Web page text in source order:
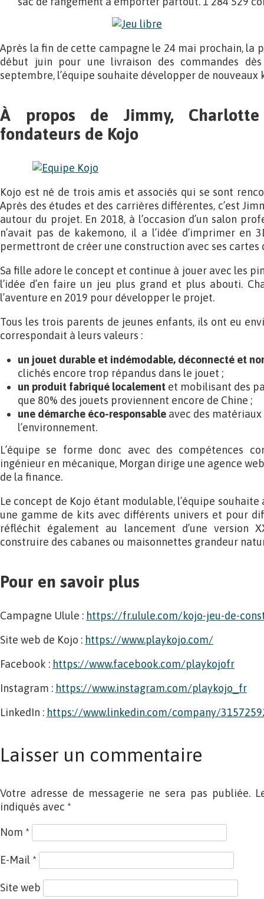
Après la fin de cette campagne le 24 mai prochain, la
début juin pour une livraison des commandes
septembre, l’équipe souhaite développer de nouveaux
À propos de Jimmy,
fondateurs de Kojo
Kojo est né de trois amis et associés qui se sont
Après des études et des carrières différentes, c’est
autour du projet. En 2018, à l’occasion d’un salon
n’avait pas de kakemono, il a l’idée d’imprimer en
permettront de créer une construction avec ses cartes
Sa fille adore le concept et continue à jouer avec les
l’idée d’en faire un jeu plus grand et plus abouti.
l’aventure en 2019 pour développer le projet.
Tous les trois parents de jeunes enfants, ils ont eu
correspondait à leurs valeurs :
un jouet durable et indémodable, déconnecté et
clichés encore trop répandus dans le jouet ;
un produit fabriqué localement et mobilisant des
que 80% des jouets proviennent encore de Chine ;
une démarche éco-responsable avec des
l’environnement.
L’équipe se forme donc avec des compétences
ingénieur en mécanique, Morgan dirige une agence
de la finance.
Le concept de Kojo étant modulable, l’équipe
une gamme de kits avec différents univers et pour
réfléchit également au lancement d’une version
construire des cabanes ou maisonnettes grandeur
Pour en savoir plus
Campagne Ulule : https://fr.ulule.com/kojo-jeu-de-
Site web de Kojo : https://www.playkojo.com/
Facebook : https://www.facebook.com/playkojofr
Instagram : https://www.instagram.com/playkojo_fr
LinkedIn : https://www.linkedin.com/company/
Laisser un commentaire
Votre adresse de messagerie ne sera pas publiée.
indiqués avec *
Nom *
E-Mail *
Site web